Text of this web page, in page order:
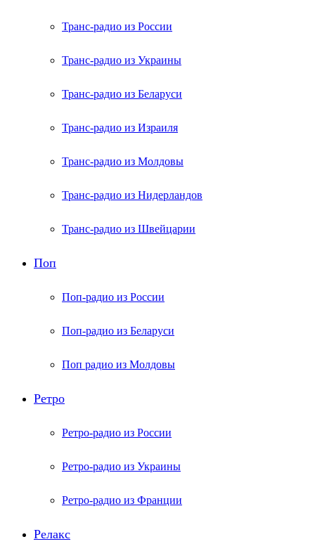
Транс-радио из России
Транс-радио из Украины
Транс-радио из Беларуси
Транс-радио из Израиля
Транс-радио из Молдовы
Транс-радио из Нидерландов
Транс-радио из Швейцарии
Поп
Поп-радио из России
Поп-радио из Беларуси
Поп радио из Молдовы
Ретро
Ретро-радио из России
Ретро-радио из Украины
Ретро-радио из Франции
Релакс